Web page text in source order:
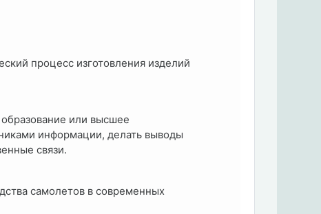
процесс изготовления изделий
или высшее
информации, делать выводы
связи.
самолетов в современных